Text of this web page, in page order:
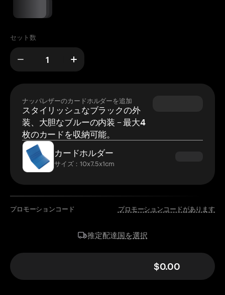
セット数
ナッパレザーのカードホルダーを追加
スタイリッシュなブラックの外
装、大胆なブルーの内装 – 最大4
枚のカードを収納可能。
カードホルダー
サイズ：10x7.5x1cm
プロモーションコード プロモーションコードがあります
推定配達国を選択
$0.00